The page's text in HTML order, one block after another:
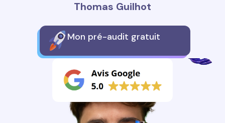
Thomas Guilhot
Mon pré-audit gratuit